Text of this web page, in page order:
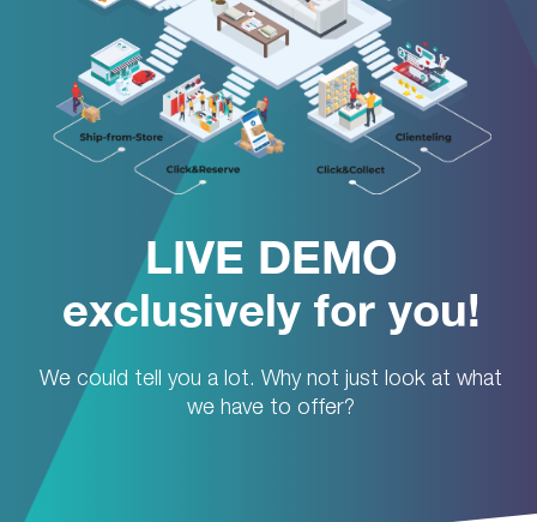
LIVE DEMO
exclusively for you!
We could tell you a lot. Why not just look at what
we have to offer?